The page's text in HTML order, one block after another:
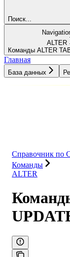
Поиск...
ALTER
Команды ALTER
Главная
База данных
Справочник по
Команды
ALTER